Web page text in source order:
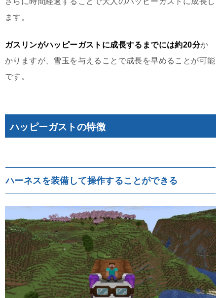
ます。
ガスリンがハッピーガストに成長するまでには約20分か
かりますが、雪玉を与えることで成長を早めることが可能
です。
ハッピーガストの特徴
ハーネスを装備して操作することができる